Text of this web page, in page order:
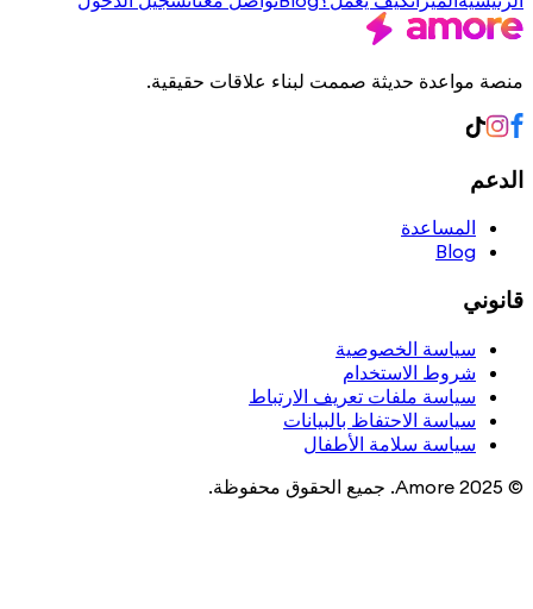
منصة مواعدة حديثة صممت لبناء علاقات حقيقية.
الدعم
المساعدة
Blog
قانوني
سياسة الخصوصية
شروط الاستخدام
سياسة ملفات تعريف الارتباط
سياسة الاحتفاظ بالبيانات
سياسة سلامة الأطفال
© 2025 Amore. جميع الحقوق محفوظة.